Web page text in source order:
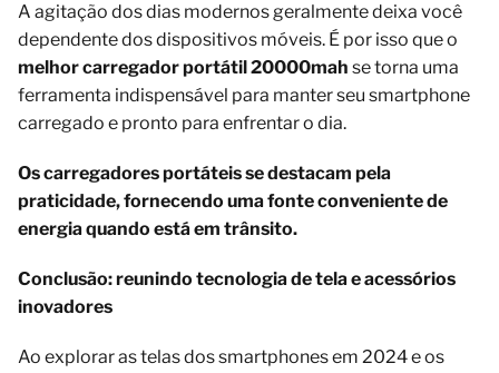
A agitação dos dias modernos geralmente deixa você
dependente dos dispositivos móveis. É por isso que o
melhor carregador portátil 20000mah se torna uma
ferramenta indispensável para manter seu smartphone
carregado e pronto para enfrentar o dia.
Os carregadores portáteis se destacam pela
praticidade, fornecendo uma fonte conveniente de
energia quando está em trânsito.
Conclusão: reunindo tecnologia de tela e acessórios
inovadores
Ao explorar as telas dos smartphones em 2024 e os